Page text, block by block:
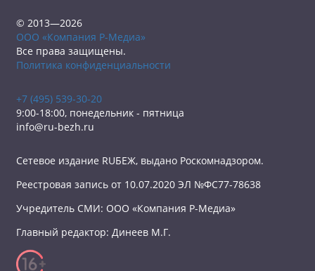
© 2013—2026
ООО «Компания Р-Медиа»
Все права защищены.
Политика конфиденциальности
+7 (495) 539-30-20
9:00-18:00, понедельник - пятница
info@ru-bezh.ru
Сетевое издание RUБЕЖ, выдано Роскомнадзором.
Реестровая запись от 10.07.2020 ЭЛ №ФС77-78638
Учредитель СМИ: ООО «Компания Р-Медиа»
Главный редактор: Динеев М.Г.